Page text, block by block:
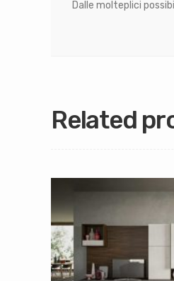
Dalle molteplici
Related